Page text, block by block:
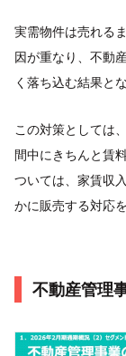
実需物件は売れる
因が重なり、不動
く落ち込む結果と
この対策としては
間中にきちんと賃
ついては、家賃収
かに販売する対応
不動産管理